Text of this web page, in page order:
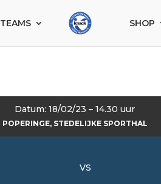
TEAMS SHOP
Datum: 18/02/23 – 14.30 uur
POPERINGE, STEDELIJKE SPORTHAL
VS